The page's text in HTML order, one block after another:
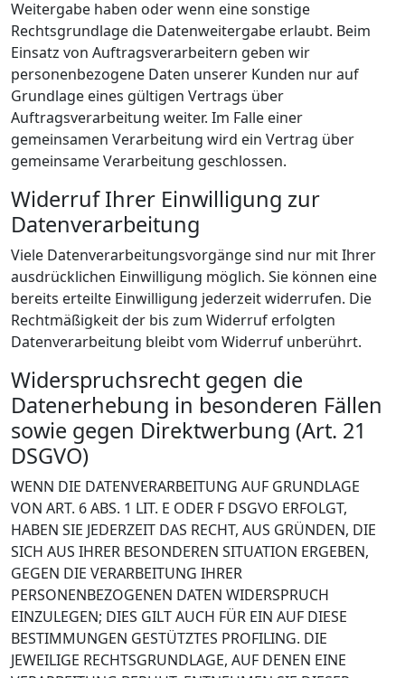
Weitergabe haben oder wenn eine sonstige
Rechtsgrundlage die Datenweitergabe erlaubt. Beim
Einsatz von Auftragsverarbeitern geben wir
personenbezogene Daten unserer Kunden nur auf
Grundlage eines gültigen Vertrags über
Auftragsverarbeitung weiter. Im Falle einer
gemeinsamen Verarbeitung wird ein Vertrag über
gemeinsame Verarbeitung geschlossen.
Widerruf Ihrer Einwilligung zur
Datenverarbeitung
Viele Datenverarbeitungsvorgänge sind nur mit Ihrer
ausdrücklichen Einwilligung möglich. Sie können eine
bereits erteilte Einwilligung jederzeit widerrufen. Die
Rechtmäßigkeit der bis zum Widerruf erfolgten
Datenverarbeitung bleibt vom Widerruf unberührt.
Widerspruchsrecht gegen die
Datenerhebung in besonderen Fällen
sowie gegen Direktwerbung (Art. 21
DSGVO)
WENN DIE DATENVERARBEITUNG AUF GRUNDLAGE
VON ART. 6 ABS. 1 LIT. E ODER F DSGVO ERFOLGT,
HABEN SIE JEDERZEIT DAS RECHT, AUS GRÜNDEN, DIE
SICH AUS IHRER BESONDEREN SITUATION ERGEBEN,
GEGEN DIE VERARBEITUNG IHRER
PERSONENBEZOGENEN DATEN WIDERSPRUCH
EINZULEGEN; DIES GILT AUCH FÜR EIN AUF DIESE
BESTIMMUNGEN GESTÜTZTES PROFILING. DIE
JEWEILIGE RECHTSGRUNDLAGE, AUF DENEN EINE